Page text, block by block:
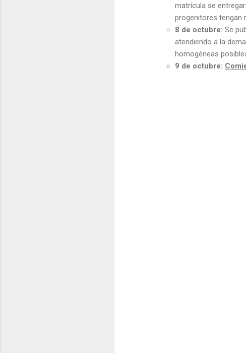
matrícula se
progenitores tengan
8 de octubre: Se
atendiendo a la
homogéneas
9 de octubre: